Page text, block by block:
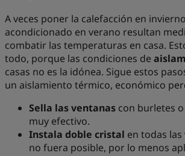
A veces poner la calefacción en
acondicionado en verano resultan
combatir las temperaturas en casa.
todo, porque las condiciones de
casas no es la idónea. Sigue estos
un aislamiento térmico, económico
Sella las ventanas con burletes
muy efectivo.
Instala doble cristal en todas las
no fuera posible, por lo menos